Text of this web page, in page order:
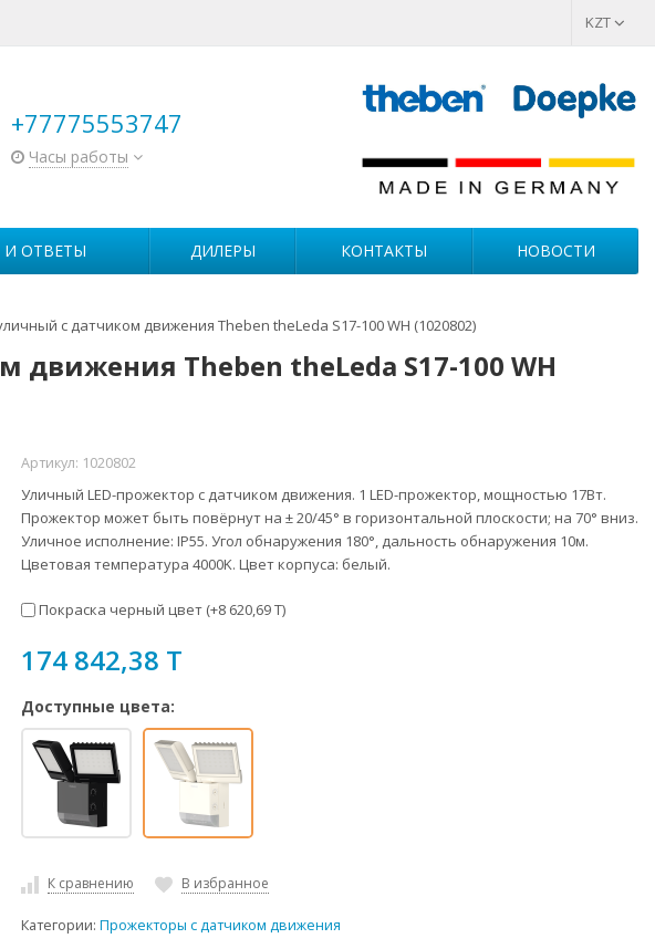
KZT
+77775553747
Часы работы
ОТВЕТЫ ДИЛЕРЫ КОНТАКТЫ НОВОСТИ
с датчиком движения Theben theLeda S17-100 WH (1020802)
Theben theLeda S17-100 WH
Артикул: 1020802
Уличный LED-прожектор с датчиком движения. 1 LED-прожектор, мощностью 17Вт.
Прожектор может быть повёрнут на ± 20/45° в горизонтальной плоскости; на 70° вниз.
Уличное исполнение: IP55. Угол обнаружения 180°, дальность обнаружения 10м.
Цветовая температура 4000K. Цвет корпуса: белый.
Покраска черный цвет (+8 620,69 T)
174 842,38 T
Доступные цвета:
К сравнению В избранное
Категории: Прожекторы с датчиком движения